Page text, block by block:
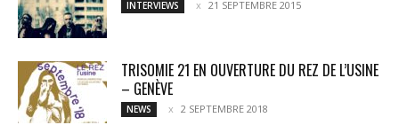
INTERVIEWS 21 SEPTEMBRE 2015
TRISOMIE 21 EN OUVERTURE DU REZ DE L’USINE
– GENÈVE
NEWS 2 SEPTEMBRE 2018